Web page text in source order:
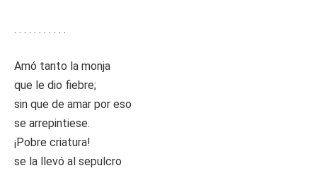
. . . . . . . . . . .
Amó tanto la monja
que le dio fiebre;
sin que de amar por eso
se arrepintiese.
¡Pobre criatura!
se la llevó al sepulcro